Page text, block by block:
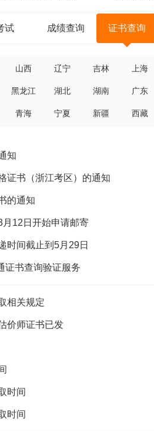
试 成绩查询 证书查询
山西 辽宁 吉林 上海
黑龙江 湖北 湖南 广东
青海 宁夏 新疆 西藏
知
证书（浙江考区）的通知
的通知
12日开始申请邮寄
时间截止到5月29日
证书查询验证服务
相关规定
价师证书已发
时间
时间